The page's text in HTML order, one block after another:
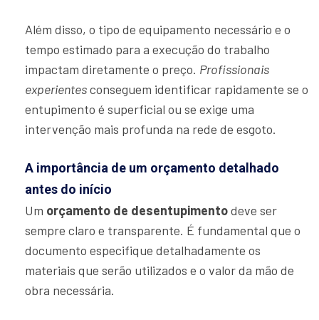
Além disso, o tipo de equipamento necessário e o
tempo estimado para a execução do trabalho
impactam diretamente o preço. Profissionais
experientesconseguem identificar rapidamente se o
entupimento é superficial ou se exige uma
intervenção mais profunda na rede de esgoto.
A importância de um orçamento detalhado
antes do início
Um orçamento de desentupimentodeve ser
sempre claro e transparente. É fundamental que o
documento especifique detalhadamente os
materiais que serão utilizados e o valor da mão de
obra necessária.